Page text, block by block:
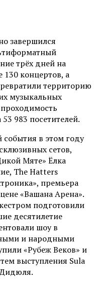
завершился
трёх дней на
130 концертов, а
территорию
музыкальных
983 посетителей.
события в этом году
сетов,
Мяте» Ёлка
The Hatters
премьера
«Вашана Арена».
подготовили
десятилетие
шоу в
и народными
«Рубеж Веков» и
выступления Sula
Дидюля.